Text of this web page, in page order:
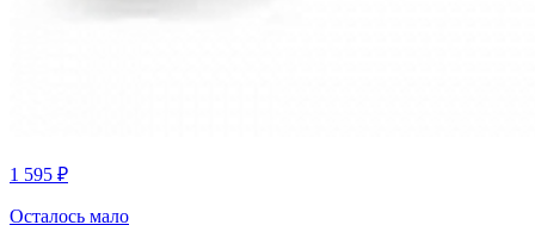
1 595 ₽
Осталось мало